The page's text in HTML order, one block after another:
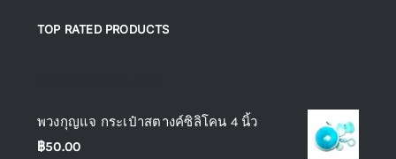
TOP RATED PRODUCTS
พวงกุญแจ กระเป๋าสตางค์ซิลิโคน 4 นิ้ว
฿50.00